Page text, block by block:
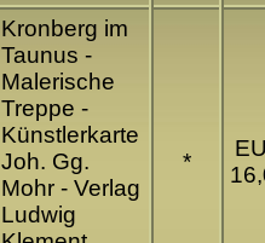
Kronberg im
Taunus -
Malerische
Treppe -
Künstlerkarte
Joh. Gg.
Mohr - Verlag
Ludwig
*